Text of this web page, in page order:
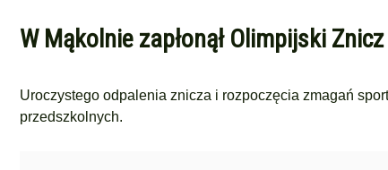
W Mąkolnie zapłonął Olimpijski
Uroczystego odpalenia znicza i rozpoczęcia zmagań
przedszkolnych.